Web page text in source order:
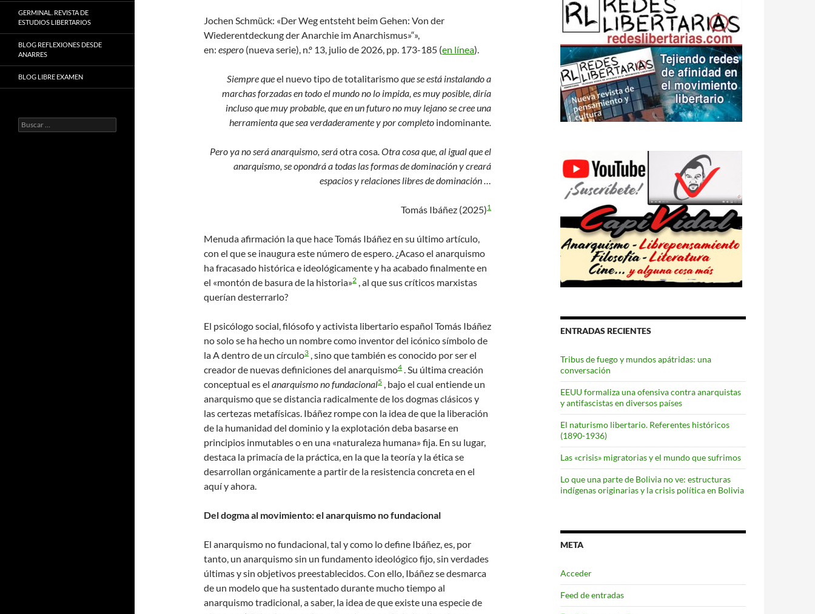
Jochen Schmück: «Der Weg entsteht beim Gehen: Von der
Wiederentdeckung der Anarchie im Anarchismus»“»,
en: espero (nueva serie), n.º 13, julio de 2026, pp. 173-185 (en línea).
Siempre queel nuevo tipo de totalitarismoque se está instalando a
marchas forzadas en todo el mundo no lo impida, es muy posible, diría
incluso que muy probable, que en un futuro no muy lejano se cree una
herramienta que sea verdaderamente y por completo indominante.
Pero ya no será anarquismo, seráotra cosa. Otra cosa que, al igual que el
anarquismo, se opondrá a todas las formas de dominación y creará
espacios y relaciones libres de dominación …
Tomás Ibáñez (2025)1
Menuda afirmación la que hace Tomás Ibáñez en su último artículo,
con el que se inaugura este número de espero. ¿Acaso el anarquismo
ha fracasado histórica e ideológicamente y ha acabado finalmente en
el «montón de basura de la historia»2 , al que sus críticos marxistas
querían desterrarlo?
El psicólogo social, filósofo y activista libertario español Tomás Ibáñez
no solo se ha hecho un nombre como inventor del icónico símbolo de
la A dentro de un círculo3 , sino que también es conocido por ser el
creador de nuevas definiciones del anarquismo4 . Su última creación
conceptual es el anarquismo no fundacional5 , bajo el cual entiende un
anarquismo que se distancia radicalmente de los dogmas clásicos y
las certezas metafísicas. Ibáñez rompe con la idea de que la liberación
de la humanidad del dominio y la explotación deba basarse en
principios inmutables o en una «naturaleza humana» fija. En su lugar,
destaca la primacía de la práctica, en la que la teoría y la ética se
desarrollan orgánicamente a partir de la resistencia concreta en el
aquí y ahora.
Del dogma al movimiento: el anarquismo no fundacional
El anarquismo no fundacional, tal y como lo define Ibáñez, es, por
tanto, un anarquismo sin un fundamento ideológico fijo, sin verdades
últimas y sin objetivos preestablecidos. Con ello, Ibáñez se desmarca
de un modelo que ha sustentado durante mucho tiempo al
anarquismo tradicional, a saber, la idea de que existe una especie de
ENTRADAS RECIENTES
Tribus de fuego y mundos apátridas: una
conversación
EEUU formaliza una ofensiva contra anarquistas
y antifascistas en diversos países
El naturismo libertario. Referentes históricos
(1890-1936)
Las «crisis» migratorias y el mundo que sufrimos
Lo que una parte de Bolivia no ve: estructuras
indígenas originarias y la crisis política en Bolivia
META
Acceder
Feed de entradas
GERMINAL. REVISTA DE
ESTUDIOS LIBERTARIOS
BLOG REFLEXIONES DESDE
ANARRES
BLOG LIBRE EXAMEN
Buscar: